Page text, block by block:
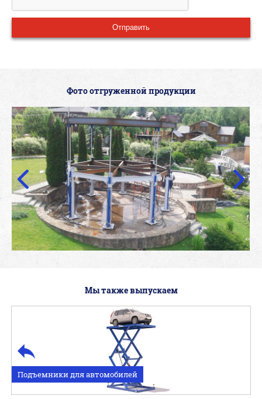
Фото отгруженной продукции
Мы также выпускаем
Подъемники для автомобилей